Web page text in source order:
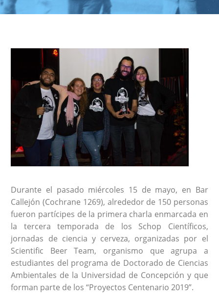
Durante el pasado miércoles 15 de mayo, en Bar
Callejón (Cochrane 1269), alrededor de 150 personas
fueron partícipes de la primera charla enmarcada en
la tercera temporada de los Schop Científicos,
jornadas de ciencia y cerveza, organizadas por el
Scientific Beer Team, organismo que agrupa a
estudiantes del programa de Doctorado de Ciencias
Ambientales de la Universidad de Concepción y que
forman parte de los “Proyectos Centenario 2019”.